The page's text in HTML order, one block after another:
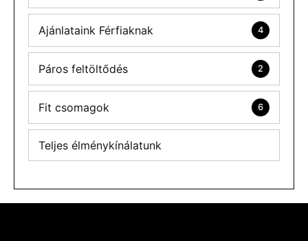
Ajánlataink Férfiaknak 4
Páros feltöltődés 2
Fit csomagok 6
Teljes élménykínálatunk